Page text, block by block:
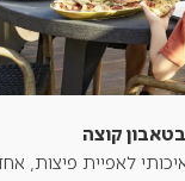
קוצה
לאפיית פיצות,